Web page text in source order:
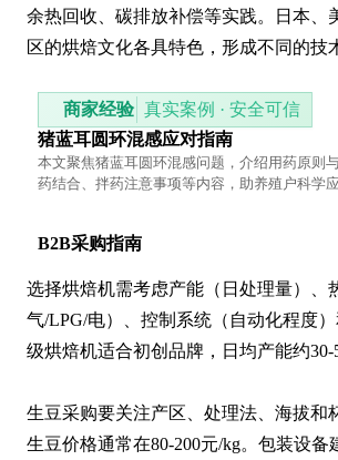
余热回收、碳排放补偿等实践。日本、
区的烘焙文化各具特色，形成不同的技
商家经验 真实案例 · 安全可信
猪蓝耳圆环混感应对指南
本文聚焦猪蓝耳圆环混感问题，介绍用药原则
药结合、拌药注意事项等内容，助养殖户科学应
B2B采购指南
选择烘焙机需考虑产能（日处理量）、
气/LPG/电）、控制系统（自动化程度
级烘焙机适合初创品牌，日均产能约30-
生豆采购要关注产区、处理法、海拔和
生豆价格通常在80-200元/kg。包装设备